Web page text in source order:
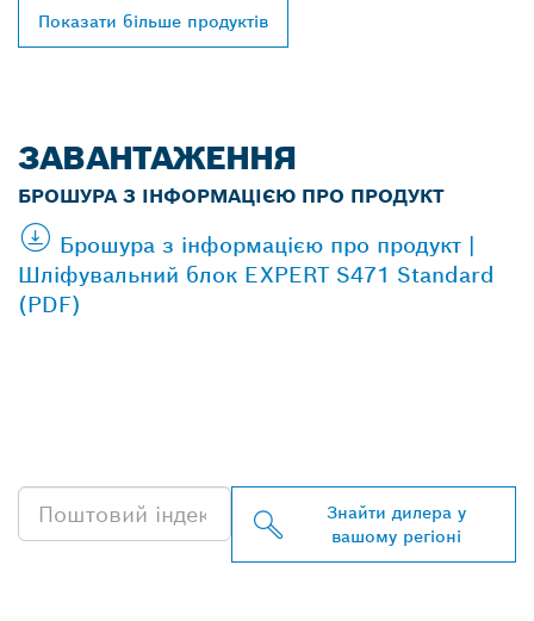
Показати більше продуктів
ЗАВАНТАЖЕННЯ
БРОШУРА З ІНФОРМАЦІЄЮ ПРО ПРОДУКТ
Брошура з інформацією про продукт |
Шліфувальний блок EXPERT S471 Standard
(PDF)
Знайти дилера у
вашому регіоні